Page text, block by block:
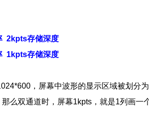
2kpts存储深度
1kpts存储深度
，屏幕中波形的显示区域被划分
么双通道时，屏幕1kpts，就是1列画一